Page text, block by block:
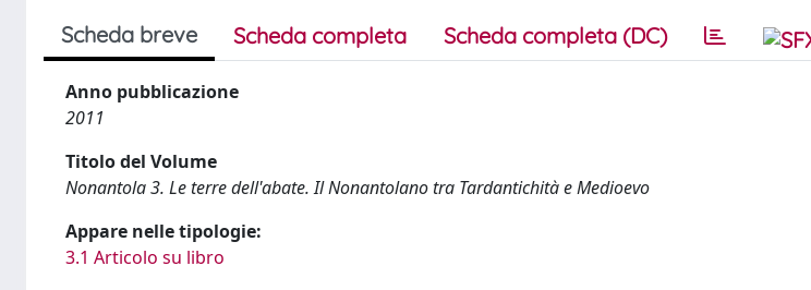
Scheda breve Scheda completa Scheda completa (DC)
Anno pubblicazione
2011
Titolo del Volume
Nonantola 3. Le terre dell'abate. Il Nonantolano tra Tardantichità e Medioevo
Appare nelle tipologie:
3.1 Articolo su libro